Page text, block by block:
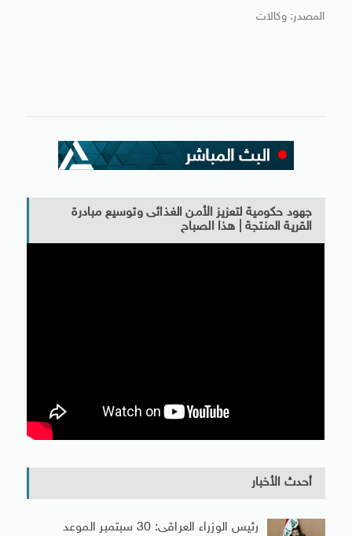
المصدر: وكالات
جهود حكومية لتعزيز الأمن الغذائى وتوسيع مبادرة
القرية المنتجة | هذا الصباح
أحدث الأخبار
رئيس الوزراء العراقى: 30 سبتمبر الموعد